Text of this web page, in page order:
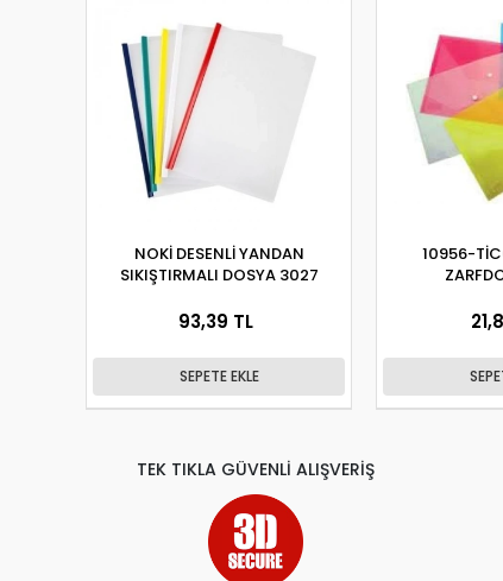
NOKİ DESENLİ YANDAN
SIKIŞTIRMALI DOSYA 3027
93,39 TL
SEPETE EKLE
10956-
TEK TIKLA GÜVENLİ ALIŞVERİŞ